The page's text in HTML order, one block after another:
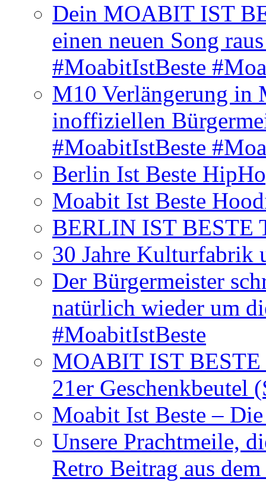
Dein MOABIT IST
einen neuen Song
#MoabitIstBeste
M10 Verlängerung in
inoffiziellen
#MoabitIstBeste
Berlin Ist Beste
Moabit Ist Beste
BERLIN IST BESTE
30 Jahre Kulturfabrik
Der Bürgermeister
natürlich wieder um
#MoabitIstBeste
MOABIT IST BESTE
21er Geschenkbeutel
Moabit Ist Beste –
Unsere Prachtmeile,
Retro Beitrag aus